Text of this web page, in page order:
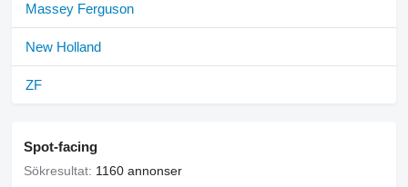
Massey Ferguson
New Holland
ZF
Spot-facing
Sökresultat: 1160 annonser